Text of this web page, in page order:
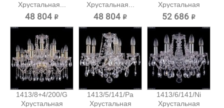
Хрустальная...
48 804 ₽
Хрустальная...
48 804 ₽
Хрустальная
подвесная...
52 686 ₽
1413/8+4/200/G
Хрустальная
1413/5/141/Pa
Хрустальная
1413/6/141/Ni
Хрустальная